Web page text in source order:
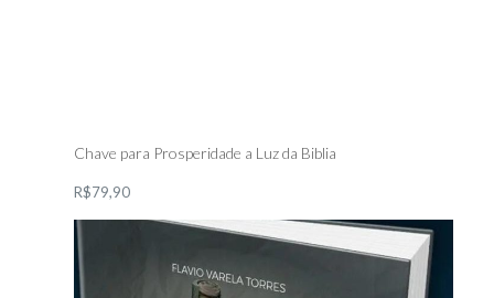
Chave para Prosperidade a Luz da Biblia
R$79,90